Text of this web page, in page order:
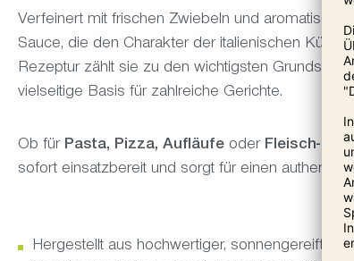
Verfeinert mit frischen Zwiebeln und
Sauce, die den Charakter der italienischen
Rezeptur zählt sie zu den wichtigsten
vielseitige Basis für zahlreiche Gerichte.
Ob fürPasta, Pizza, Aufläufe oder Fleisch-
sofort einsatzbereit und sorgt für einen
Hergestellt aus hochwertiger, sonnengereifter